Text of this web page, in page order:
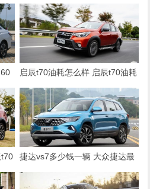
率
0落地多少钱（大概4.97万元
起）
启辰t70油耗怎么样 启辰t70油耗
多少钱一公里（约6毛）
捷达vs7多少钱一辆 大众捷达最
新款vs7多少钱(10万元一辆)